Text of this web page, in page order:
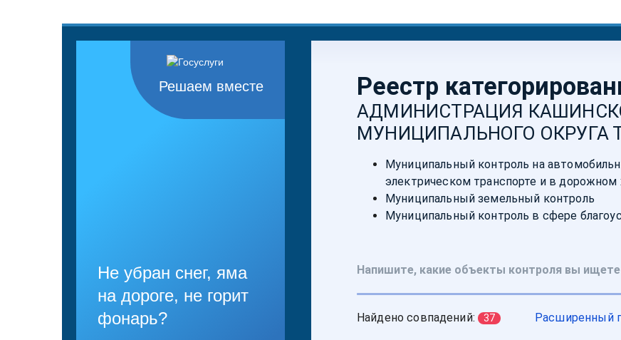
Решаем вместе
Не убран снег, яма
на дороге, не горит
фонарь?